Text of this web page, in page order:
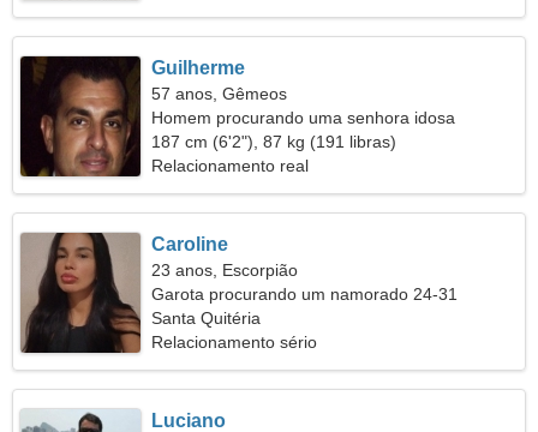
Guilherme
57 anos, Gêmeos
Homem procurando uma senhora idosa
187 cm (6'2"), 87 kg (191 libras)
Relacionamento real
Caroline
23 anos, Escorpião
Garota procurando um namorado 24-31
Santa Quitéria
Relacionamento sério
Luciano